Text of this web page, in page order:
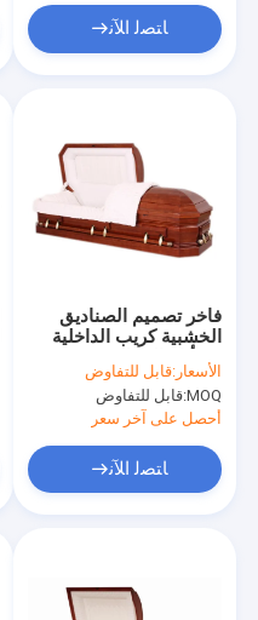
ﺎﺘﺼﻟ ﺍﻶﻧ
فاخر تصميم الصناديق
الخشبية كريب الداخلية
الوقت المحدد SGS
الأسعار:قابل للتفاوض
MOQ: قابل للتفاوض
أحصل على آخر سعر
ﺎﺘﺼﻟ ﺍﻶﻧ